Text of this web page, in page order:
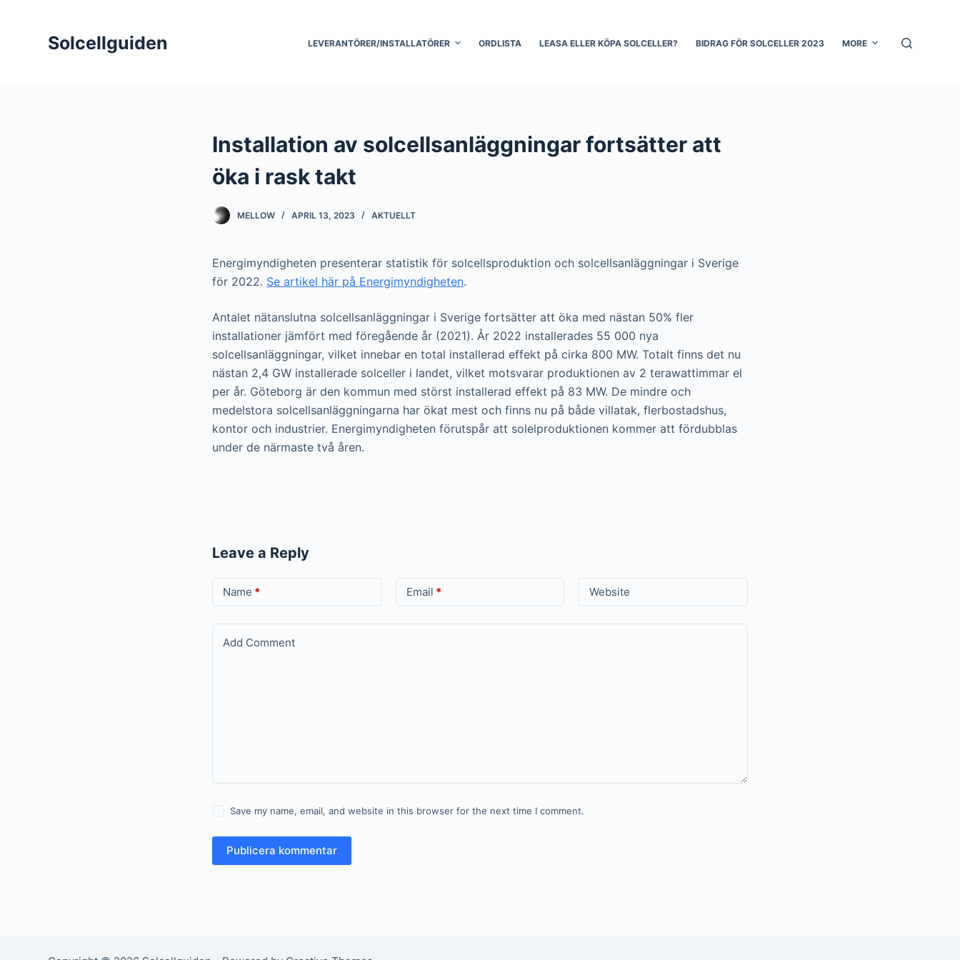
Solcellguiden LEVERANTÖRER/INSTALLATÖRER ORDLISTA LEASA ELLER KÖPA SOLCELLER? BIDRAG FÖR SOLCELLER 2023 MORE
Installation av solcellsanläggningar fortsätter att
öka i rask takt
MELLOW APRIL 13, 2023 AKTUELLT
Energimyndigheten presenterar statistik för solcellsproduktion och solcellsanläggningar i Sverige
för 2022. Se artikel här på Energimyndigheten.
Antalet nätanslutna solcellsanläggningar i Sverige fortsätter att öka med nästan 50% fler
installationer jämfört med föregående år (2021). År 2022 installerades 55 000 nya
solcellsanläggningar, vilket innebar en total installerad effekt på cirka 800 MW. Totalt finns det nu
nästan 2,4 GW installerade solceller i landet, vilket motsvarar produktionen av 2 terawattimmar el
per år. Göteborg är den kommun med störst installerad effekt på 83 MW. De mindre och
medelstora solcellsanläggningarna har ökat mest och finns nu på både villatak, flerbostadshus,
kontor och industrier. Energimyndigheten förutspår att solelproduktionen kommer att fördubblas
under de närmaste två åren.
Leave a Reply
Name * Email * Website
Add Comment
Save my name, email, and website in this browser for the next time I comment.
Publicera kommentar